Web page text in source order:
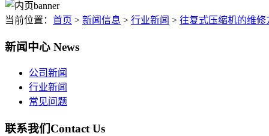
当前位置： 首页 > 新闻信息 > 行业新闻 > 往复式压缩机的维修
新闻中心 News
公司新闻
行业新闻
常见问题
联系我们Contact Us